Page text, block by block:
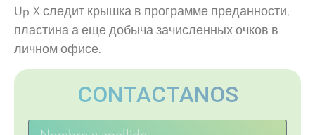
Up X следит крышка в программе преданности,
пластина а еще добыча зачисленных очков в
личном офисе.
CONTACTANOS